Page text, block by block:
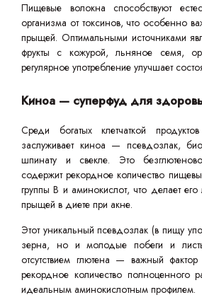
Пищевые волокна способствуют
организма от токсинов, что особенно
прыщей. Оптимальными источниками
фрукты с кожурой, льняное семя,
регулярное употребление улучшает
Киноа — суперфуд для
Среди богатых клетчаткой
заслуживает киноа — псевдозлак,
шпинату и свекле. Это
содержит рекордное количество
группы В и аминокислот, что делает
прыщей в диете при акне.
Этот уникальный псевдозлак (в пищу
зерна, но и молодые побеги и
отсутствием глютена — важный
рекордное количество полноценного
идеальным аминокислотным профилем.